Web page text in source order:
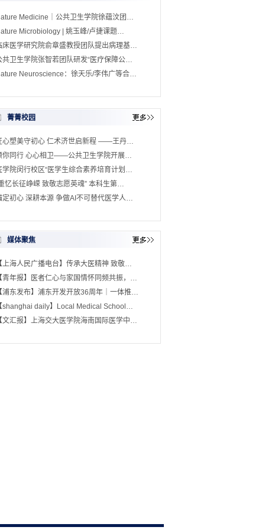
Medicine｜公共卫生学院徐蕴汶团…
Microbiology | 姚玉峰/卢捷课题…
床医学研究院俞章盛教授团队提出病理基…
共卫生学院张智若团队研发“医疗保障公…
Neuroscience：徐天乐/李伟广等合…
菁菁校园
心塑美守初心 仁术济世启新程 ——王丹…
你同行 心心相卫——公共卫生学院开展…
学院闵行校区“医学生综合素养培育计划…
忆长征峥嵘 致敬志愿英魂” 本科生第…
定初心 深耕本源 争做AI不可替代医学人…
媒体聚焦
上海人民广播电台】传承大医精神 致敬…
青年报】医者仁心与家国情怀同频共振，…
浦东发布】浦东开发开放36周年｜一体推…
shanghai daily】Local Medical School…
文汇报】上海交大医学院海南国际医学中…